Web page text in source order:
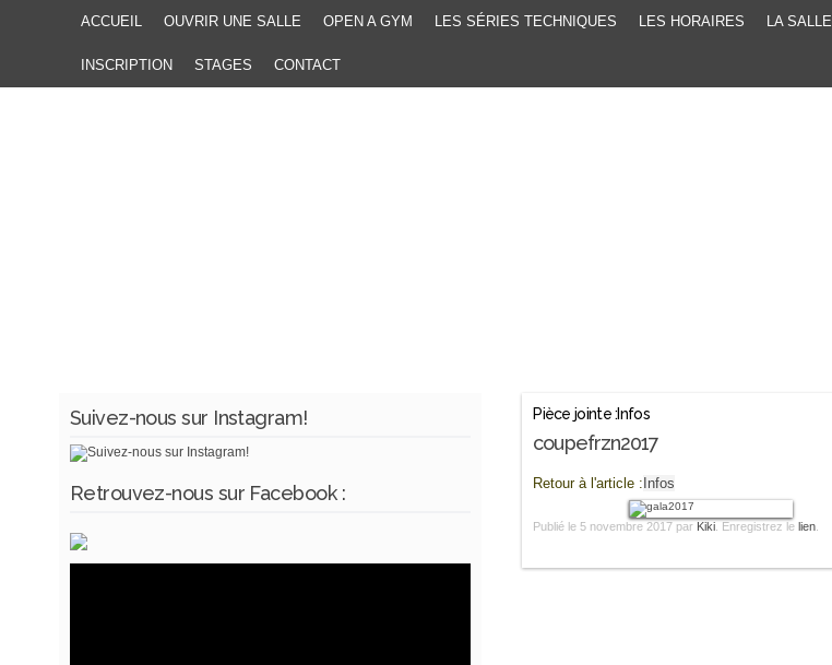
ACCUEIL OUVRIR UNE SALLE OPEN A GYM LES SÉRIES TECHNIQUES LES HORAIRES LA SALLE
INSCRIPTION STAGES CONTACT
Pièce jointe :Infos
coupefrzn2017
Retour à l'article :Infos
Publié le 5 novembre 2017 par Kiki . Enregistrez lelien
Suivez-nous sur Instagram!
Retrouvez-nous sur Facebook :